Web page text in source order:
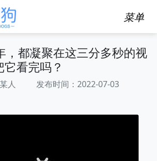
菜单
，都凝聚在这三分多秒的视
看完吗？
某人 发布时间：2022-07-03